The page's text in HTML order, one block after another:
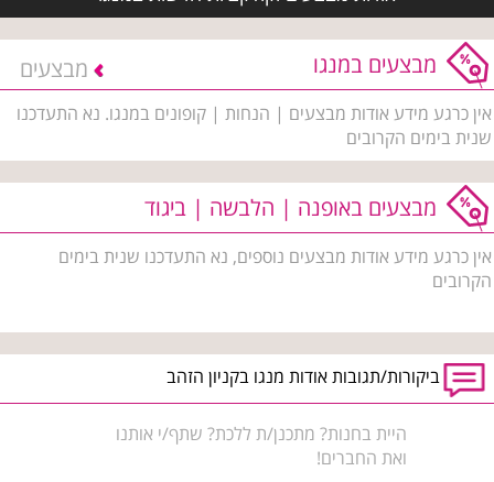
מבצעים במנגו מבצעים
אין כרגע מידע אודות מבצעים | הנחות | קופונים במנגו. נא התעדכנו
שנית בימים הקרובים
מבצעים באופנה | הלבשה | ביגוד
אין כרגע מידע אודות מבצעים נוספים, נא התעדכנו שנית בימים
הקרובים
ביקורות/תגובות אודות מנגו בקניון הזהב
היית בחנות? מתכנן/ת ללכת? שתף/י אותנו
ואת החברים!